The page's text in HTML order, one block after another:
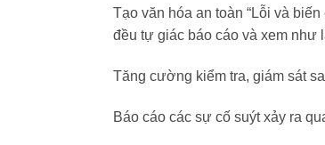
Tạo văn hóa an toàn “Lỗi và
đều tự giác báo cáo và xem như
Tăng cường kiểm tra, giám sát
Báo cáo các sự cố suýt xảy ra